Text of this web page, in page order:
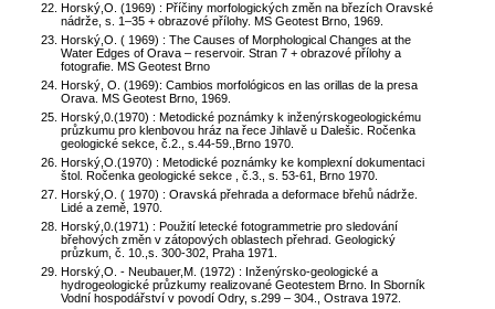
Horský,O. (1969) : Příčiny morfologických změn na březích Oravské
nádrže, s. 1–35 + obrazové přílohy. MS Geotest Brno, 1969.
Horský,O. ( 1969) : The Causes of Morphological Changes at the
Water Edges of Orava – reservoir. Stran 7 + obrazové přílohy a
fotografie. MS Geotest Brno
Horský, O. (1969): Cambios morfológicos en las orillas de la presa
Orava. MS Geotest Brno, 1969.
Horský,0.(1970) : Metodické poznámky k inženýrskogeologickému
průzkumu pro klenbovou hráz na řece Jihlavě u Dalešic. Ročenka
geologické sekce, č.2., s.44-59.,Brno 1970.
Horský,O.(1970) : Metodické poznámky ke komplexní dokumentaci
štol. Ročenka geologické sekce , č.3., s. 53-61, Brno 1970.
Horský,O. ( 1970) : Oravská přehrada a deformace břehů nádrže.
Lidé a země, 1970.
Horský,0.(1971) : Použití letecké fotogrammetrie pro sledování
břehových změn v zátopových oblastech přehrad. Geologický
průzkum, č. 10.,s. 300-302, Praha 1971.
Horský,O. - Neubauer,M. (1972) : Inženýrsko-geologické a
hydrogeologické průzkumy realizované Geotestem Brno. In Sborník
Vodní hospodářství v povodí Odry, s.299 – 304., Ostrava 1972.